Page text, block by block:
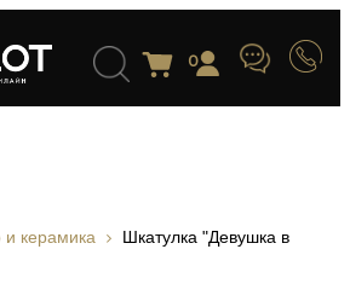
0
керамика
Шкатулка "Девушка в